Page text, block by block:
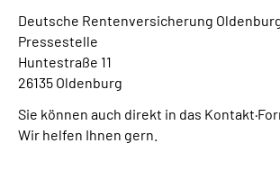
Deutsche Rentenversicherung
Pressestelle
Huntestraße 11
26135 Oldenburg
Sie können auch direkt in das
Wir helfen Ihnen gern.